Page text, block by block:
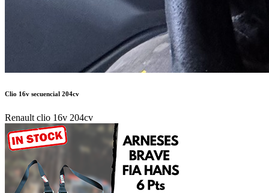
Clio 16v secuencial 204cv
Renault clio 16v 204cv